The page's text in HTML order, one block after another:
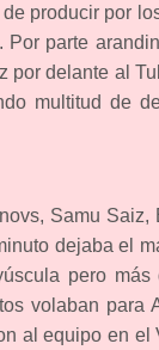
producir por
Por parte
por delante al
multitud de
Samu Saiz,
dejaba el
pero más
volaban para
al equipo en el